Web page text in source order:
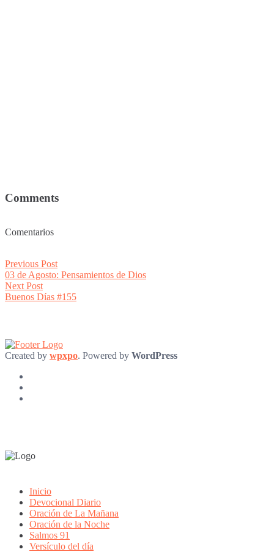
Comments
Comentarios
Post
navigation
Previous PostPrevious
post:
03 de Agosto: Pensamientos de Dios
Next PostNext
post:
Buenos Días #155
Created by wpxpo. Powered by WordPress
Inicio
Devocional Diario
Oración de La Mañana
Oración de la Noche
Salmos 91
Versículo del día